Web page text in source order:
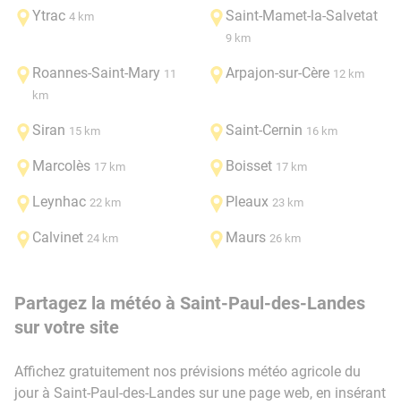
Ytrac 4 km Saint-Mamet-la-Salvetat
9 km
Roannes-Saint-Mary 11
km
Arpajon-sur-Cère 12 km
Siran 15 km Saint-Cernin 16 km
Marcolès 17 km Boisset 17 km
Leynhac 22 km Pleaux 23 km
Calvinet 24 km Maurs 26 km
Partagez la météo à Saint-Paul-des-Landes
sur votre site
Affichez gratuitement nos prévisions météo agricole du
jour à Saint-Paul-des-Landes sur une page web, en insérant